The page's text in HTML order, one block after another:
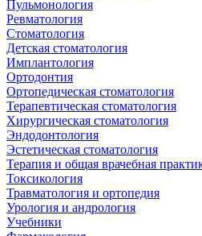
Пульмонология
Ревматология
Стоматология
Детская стоматология
Имплантология
Ортодонтия
Ортопедическая стоматология
Терапевтическая стоматология
Хирургическая стоматология
Эндодонтология
Эстетическая стоматология
Терапия и общая врачебная
Токсикология
Травматология и ортопедия
Урология и андрология
Учебники